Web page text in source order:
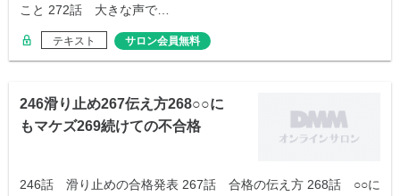
こと 272話 大きな声で…
テキスト サロン会員無料
246滑り止め267伝え方268○○に
もマケズ269続けての不合格
246話 滑り止めの合格発表 267話 合格の伝え方 268話 ○○に